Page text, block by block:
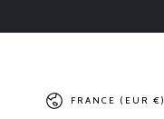
Pays/région
FRANCE (EUR €)